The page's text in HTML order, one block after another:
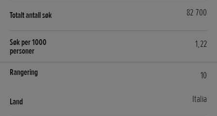
82 700
1,22
10
Italia